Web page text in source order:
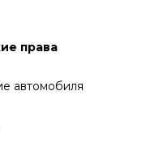
права
автомобиля